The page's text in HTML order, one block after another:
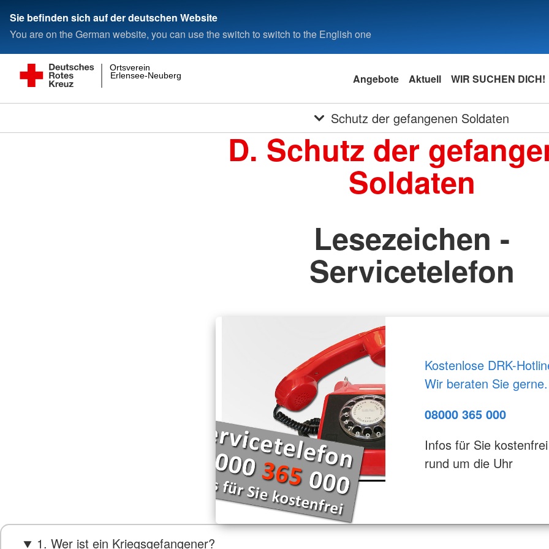
Sie befinden sich auf der deutschen Website
You are on the German website, you can use the switch to switch to the English one
Erlensee-Neuberg
Ortsverein
Angebote Aktuell WIR SUCHEN DICH!
Schutz der gefangenen Soldaten
D. Schutz der
Soldaten
Lesezeichen -
Servicetelefon
Kostenlose DRK-
Wir beraten Sie gerne.
08000 365 000
Infos für Sie kostenfrei
rund um die Uhr
1. Wer ist ein Kriegsgefangener?